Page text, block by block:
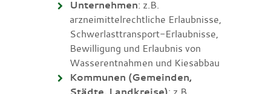
Unternehmen: z.B.
arzneimittelrechtliche Erlaubnisse,
Schwerlasttransport-Erlaubnisse,
Bewilligung und Erlaubnis von
Wasserentnahmen und Kiesabbau
Kommunen (Gemeinden,
Städte, Landkreise): z.B.